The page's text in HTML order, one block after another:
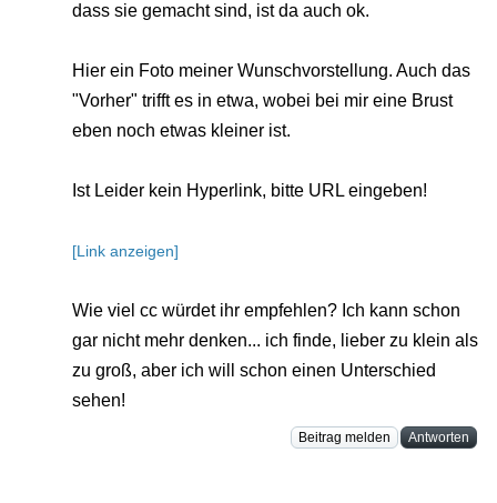
dass sie gemacht sind, ist da auch ok.
Hier ein Foto meiner Wunschvorstellung. Auch das
"Vorher" trifft es in etwa, wobei bei mir eine Brust
eben noch etwas kleiner ist.
Ist Leider kein Hyperlink, bitte URL eingeben!
[Link anzeigen]
Wie viel cc würdet ihr empfehlen? Ich kann schon
gar nicht mehr denken... ich finde, lieber zu klein als
zu groß, aber ich will schon einen Unterschied
sehen!
Beitrag melden Antworten